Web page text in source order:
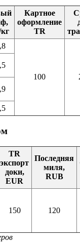
Картное
оформление
TR
100
TR
экспорт
доки,
EUR
Последняя
миля,
RUB
150
120